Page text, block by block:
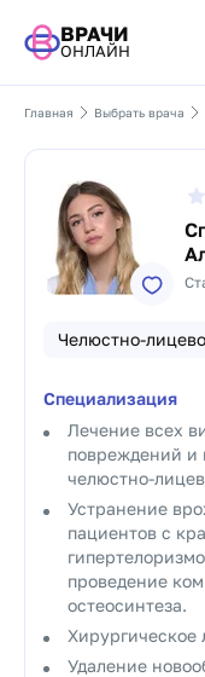
ВРАЧИ
ОНЛАЙН
Главная Выбрать врача
Челюстно-
Специализация
Лечение всех
повреждений и
челюстно-
Устранение
пациентов с
проведение
остеосинтеза.
Удаление